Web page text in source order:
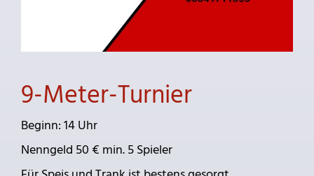
9-Meter-Turnier
Beginn: 14 Uhr
Nenngeld 50 € min. 5 Spieler